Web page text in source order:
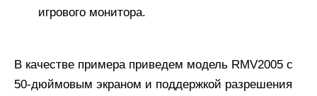
игрового монитора.
В качестве примера приведем модель RMV2005 с
50-дюймовым экраном и поддержкой разрешения